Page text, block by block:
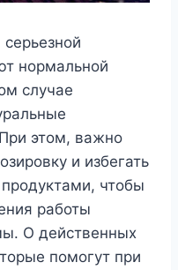
нормальной
случае
этом, важно
и избегать
чтобы
работы
О действенных
помогут при